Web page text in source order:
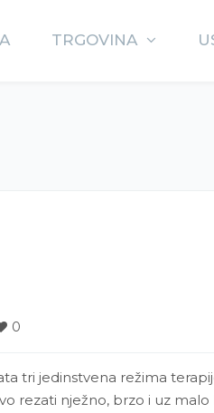
TRGOVINA
0
tri jedinstvena režima
rezati nježno, brzo i uz